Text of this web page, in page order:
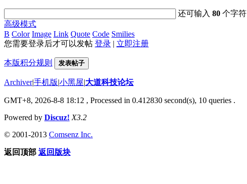
还可输入80 个字符
高级模式
B Color Image Link Quote Code Smilies
您需要登录后才可以发帖 登录 | 立即注册
本版积分规则 发表帖子
Archiver|手机版|小黑屋|大道科技论坛
GMT+8, 2026-8-8 18:12 , Processed in 0.412830 second(s), 10 queries .
Powered by Discuz! X3.2
© 2001-2013 Comsenz Inc.
返回顶部 返回版块